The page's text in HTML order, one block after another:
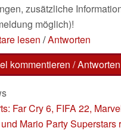
zusätzliche
möglich)!
lesen /Antworten
kommentieren / Antworten
Far Cry 6, FIFA 22,
Mario Party Superstars